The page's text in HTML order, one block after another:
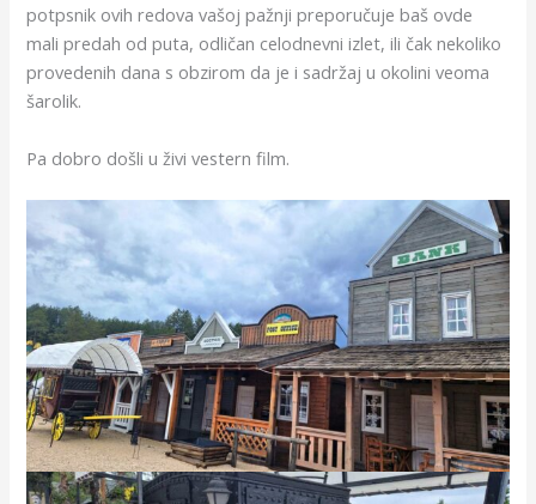
potpsnik ovih redova vašoj pažnji preporučuje baš ovde
mali predah od puta, odličan celodnevni izlet, ili čak nekoliko
provedenih dana s obzirom da je i sadržaj u okolini veoma
šarolik.
Pa dobro došli u živi vestern film.